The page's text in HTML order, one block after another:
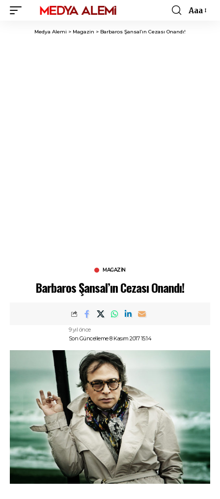
Font
Aaa
Medya Alemi > Magazin > Barbaros Şansal’ın Cezası Onandı!
MAGAZIN
Barbaros Şansal’ın Cezası Onandı!
Son Güncelleme 8 Kasım 2017 15:14
9 yıl önce